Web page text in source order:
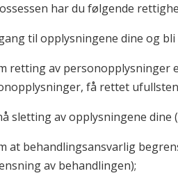
har du følgende
til opplysningene dine og
retting av personopplysninger
få rettet
sletting av opplysningene
at behandlingsansvarlig
av behandlingen);